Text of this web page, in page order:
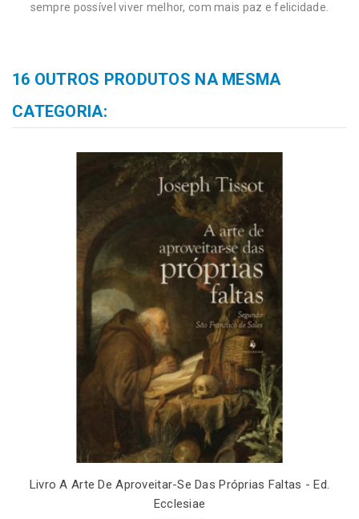
sempre possível viver melhor, com mais paz e felicidade.
16 OUTROS PRODUTOS NA MESMA
CATEGORIA:
Livro A Arte De Aproveitar-Se Das Próprias Faltas - Ed.
Ecclesiae